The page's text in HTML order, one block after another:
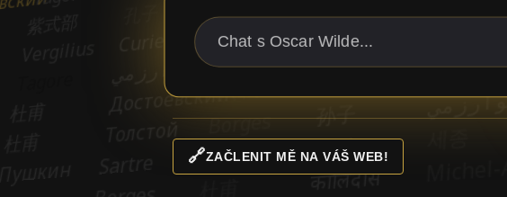
🔗ZAČLENIT MĚ NA VÁŠ WEB!